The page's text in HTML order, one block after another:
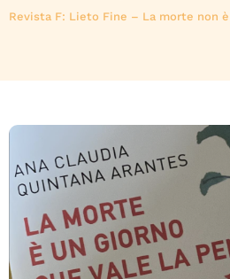
Revista F: Lieto Fine – La morte non